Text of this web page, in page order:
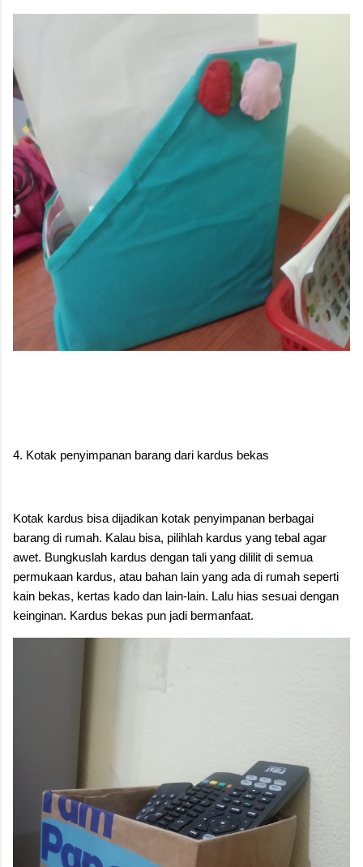
4. Kotak penyimpanan barang dari kardus bekas
Kotak kardus bisa dijadikan kotak penyimpanan berbagai
barang di rumah. Kalau bisa, pilihlah kardus yang tebal agar
awet. Bungkuslah kardus dengan tali yang dililit di semua
permukaan kardus, atau bahan lain yang ada di rumah seperti
kain bekas, kertas kado dan lain-lain. Lalu hias sesuai dengan
keinginan. Kardus bekas pun jadi bermanfaat.